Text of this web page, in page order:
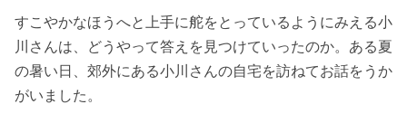
すこやかなほうへと上手に舵をとっているようにみえる小
川さんは、どうやって答えを見つけていったのか。ある夏
の暑い日、郊外にある小川さんの自宅を訪ねてお話をうか
がいました。